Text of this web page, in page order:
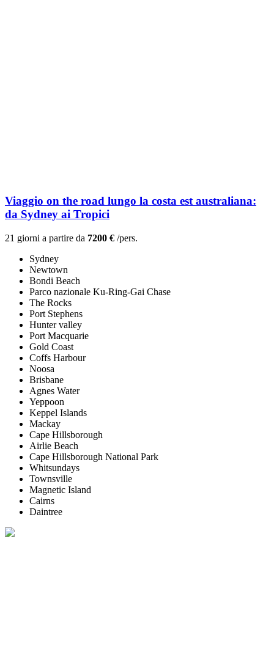
Viaggio on the road lungo la costa est australiana:
da Sydney ai Tropici
21 giorni a partire da 7200 € /pers.
Sydney
Newtown
Bondi Beach
Parco nazionale Ku-Ring-Gai Chase
The Rocks
Port Stephens
Hunter valley
Port Macquarie
Gold Coast
Coffs Harbour
Noosa
Brisbane
Agnes Water
Yeppoon
Keppel Islands
Mackay
Cape Hillsborough
Airlie Beach
Cape Hillsborough National Park
Whitsundays
Townsville
Magnetic Island
Cairns
Daintree